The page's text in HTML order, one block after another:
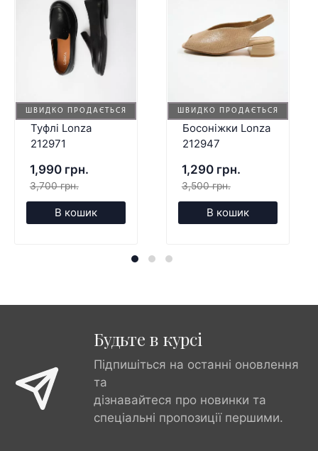
ШВИДКО ПРОДАЄТЬСЯ
Туфлі Lonza
212971
1,990 грн.
3,700 грн.
В кошик
ШВИДКО ПРОДАЄТЬСЯ
Босоніжки Lonza
212947
1,290 грн.
3,500 грн.
В кошик
Будьте в курсі
Підпишіться на останні оновлення
та
дізнавайтеся про новинки та
спеціальні пропозиції першими.